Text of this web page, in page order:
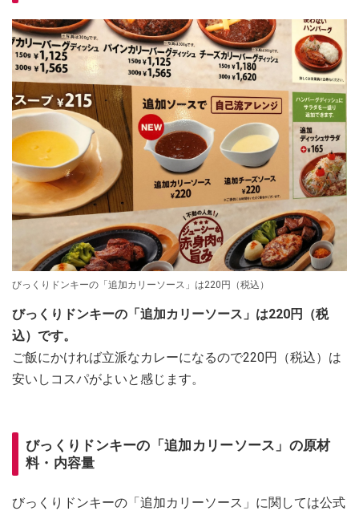
びっくりドンキーの「追加カリーソース」は220円（税込）
びっくりドンキーの「追加カリーソース」は220円（税
込）です。
ご飯にかければ立派なカレーになるので220円（税込）は
安いしコスパがよいと感じます。
びっくりドンキーの「追加カリーソース」の原材
料・内容量
びっくりドンキーの「追加カリーソース」に関しては公式